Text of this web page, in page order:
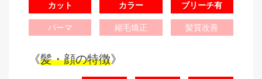
カット カラー ブリーチ有
パーマ 縮毛矯正 髪質改善
《髪・顔の特徴》